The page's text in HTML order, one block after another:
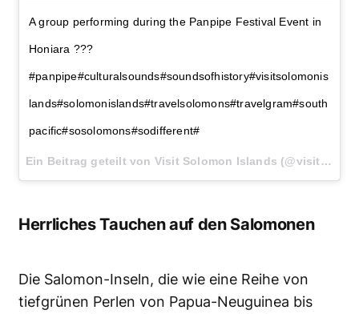
A group performing during the Panpipe Festival Event in
Honiara ???
#panpipe#culturalsounds#soundsofhistory#visitsolomonis
lands#solomonislands#travelsolomons#travelgram#south
pacific#sosolomons#sodifferent#
Ein Beitrag geteilt von Visit Solomon Islands (@visitsolomonislands) am
Herrliches Tauchen auf den Salomonen
Die Salomon-Inseln, die wie eine Reihe von
tiefgrünen Perlen von Papua-Neuguinea bis